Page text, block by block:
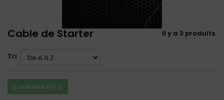
Cable de Starter Il y a 3 produits.
Tri
COMPARER (0)